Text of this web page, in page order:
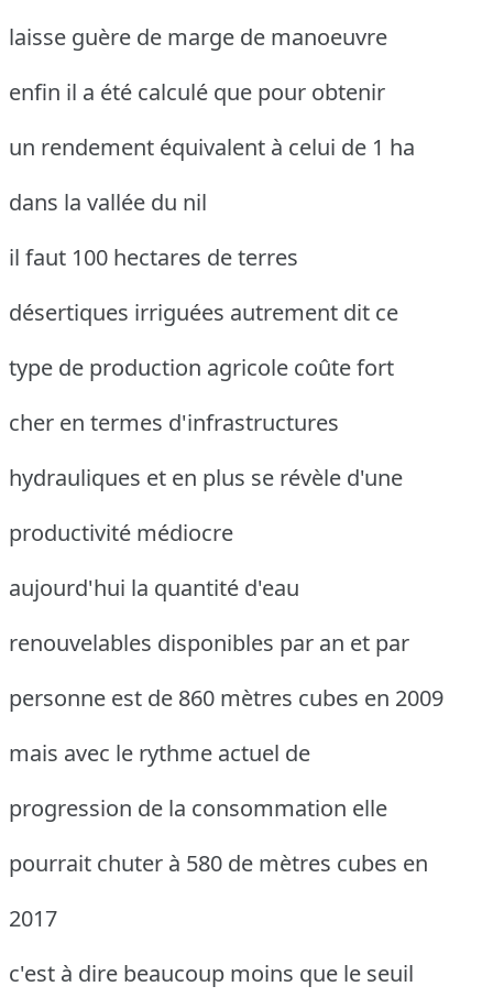
laisse guère de marge de manoeuvre
enfin il a été calculé que pour obtenir
un rendement équivalent à celui de 1 ha
dans la vallée du nil
il faut 100 hectares de terres
désertiques irriguées autrement dit ce
type de production agricole coûte fort
cher en termes d'infrastructures
hydrauliques et en plus se révèle d'une
productivité médiocre
aujourd'hui la quantité d'eau
renouvelables disponibles par an et par
personne est de 860 mètres cubes en 2009
mais avec le rythme actuel de
progression de la consommation elle
pourrait chuter à 580 de mètres cubes en
2017
c'est à dire beaucoup moins que le seuil